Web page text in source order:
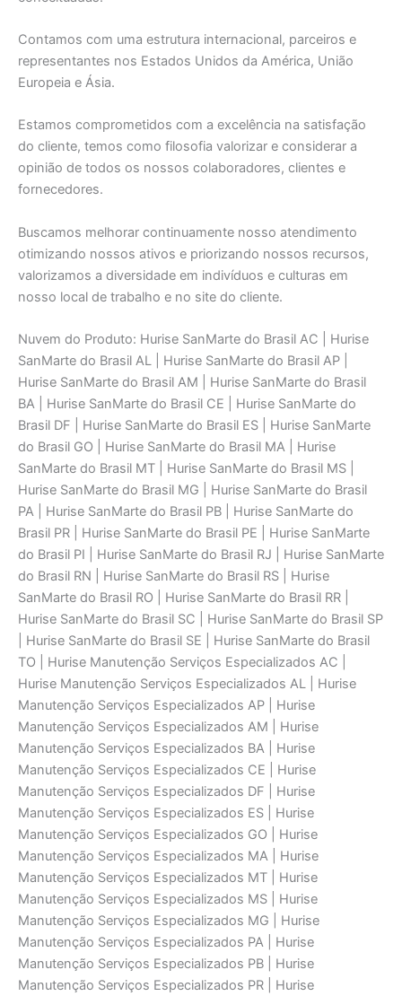
Contamos com uma estrutura internacional, parceiros e
representantes nos Estados Unidos da América, União
Europeia e Ásia.
Estamos comprometidos com a excelência na satisfação
do cliente, temos como filosofia valorizar e considerar a
opinião de todos os nossos colaboradores, clientes e
fornecedores.
Buscamos melhorar continuamente nosso atendimento
otimizando nossos ativos e priorizando nossos recursos,
valorizamos a diversidade em indivíduos e culturas em
nosso local de trabalho e no site do cliente.
Nuvem do Produto: Hurise SanMarte do Brasil AC | Hurise
SanMarte do Brasil AL | Hurise SanMarte do Brasil AP |
Hurise SanMarte do Brasil AM | Hurise SanMarte do Brasil
BA | Hurise SanMarte do Brasil CE | Hurise SanMarte do
Brasil DF | Hurise SanMarte do Brasil ES | Hurise SanMarte
do Brasil GO | Hurise SanMarte do Brasil MA | Hurise
SanMarte do Brasil MT | Hurise SanMarte do Brasil MS |
Hurise SanMarte do Brasil MG | Hurise SanMarte do Brasil
PA | Hurise SanMarte do Brasil PB | Hurise SanMarte do
Brasil PR | Hurise SanMarte do Brasil PE | Hurise SanMarte
do Brasil PI | Hurise SanMarte do Brasil RJ | Hurise SanMarte
do Brasil RN | Hurise SanMarte do Brasil RS | Hurise
SanMarte do Brasil RO | Hurise SanMarte do Brasil RR |
Hurise SanMarte do Brasil SC | Hurise SanMarte do Brasil SP
| Hurise SanMarte do Brasil SE | Hurise SanMarte do Brasil
TO | Hurise Manutenção Serviços Especializados AC |
Hurise Manutenção Serviços Especializados AL | Hurise
Manutenção Serviços Especializados AP | Hurise
Manutenção Serviços Especializados AM | Hurise
Manutenção Serviços Especializados BA | Hurise
Manutenção Serviços Especializados CE | Hurise
Manutenção Serviços Especializados DF | Hurise
Manutenção Serviços Especializados ES | Hurise
Manutenção Serviços Especializados GO | Hurise
Manutenção Serviços Especializados MA | Hurise
Manutenção Serviços Especializados MT | Hurise
Manutenção Serviços Especializados MS | Hurise
Manutenção Serviços Especializados MG | Hurise
Manutenção Serviços Especializados PA | Hurise
Manutenção Serviços Especializados PB | Hurise
Manutenção Serviços Especializados PR | Hurise